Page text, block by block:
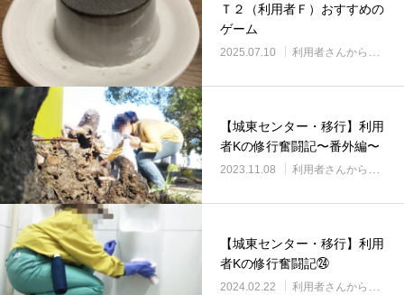
Ｔ２（利用者Ｆ）おすすめの
ゲーム
2025.07.10 利用者さんから
【城東センター・移行】利用
者Kの修行奮闘記〜番外編〜
2023.11.08 利用者さんから
【城東センター・移行】利用
者Kの修行奮闘記㉔
2024.02.22 利用者さんから